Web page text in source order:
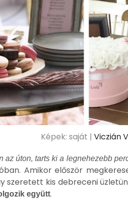
Képek: saját | Viczián
úton, tarts ki a legnehezebb
Amikor először
szeretett kis debreceni
együtt.